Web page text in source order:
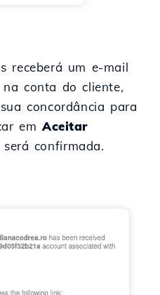
receberá um e-mail
conta do cliente,
concordância para
emAceitar
confirmada.